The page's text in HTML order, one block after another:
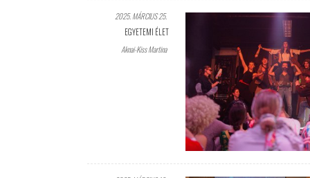
2025. MÁRCIUS 25.
EGYETEMI ÉLET
Aknai-Kiss Martina